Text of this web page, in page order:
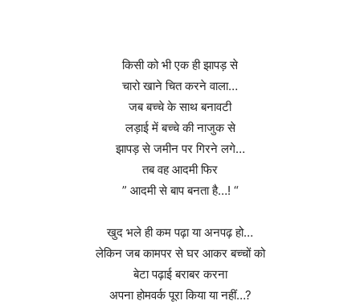
किसी को भी एक ही झापड़ से
चारो खाने चित करने वाला…
जब बच्चे के साथ बनावटी
लड़ाई में बच्चे की नाजुक से
झापड़ से जमीन पर गिरने लगे…
तब वह आदमी फिर
” आदमी से बाप बनता है…! “
खुद भले ही कम पढ़ा या अनपढ़ हो…
लेकिन जब कामपर से घर आकर बच्चों को
बेटा पढ़ाई बराबर करना
अपना होमवर्क पूरा किया या नहीं…?